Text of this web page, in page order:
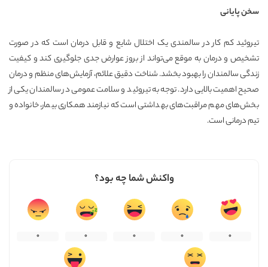
سخن پایانی
تیروئید کم کار در سالمندی یک اختلال شایع و قابل درمان است که در صورت
تشخیص و درمان به موقع می‌تواند از بروز عوارض جدی جلوگیری کند و کیفیت
زندگی سالمندان را بهبود بخشد. شناخت دقیق علائم، آزمایش‌های منظم و درمان
صحیح اهمیت بالایی دارد. توجه به تیروئید و سلامت عمومی در سالمندان یکی از
بخش‌های مهم مراقبت‌های بهداشتی است که نیازمند همکاری بیمار، خانواده و
تیم درمانی است.
واکنش شما چه بود؟
0
0
0
0
0